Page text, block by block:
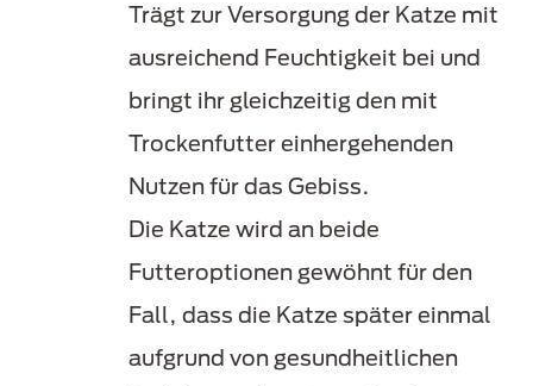
Trägt zur Versorgung der Katze mit
ausreichend Feuchtigkeit bei und
bringt ihr gleichzeitig den mit
Trockenfutter einhergehenden
Nutzen für das Gebiss.
Die Katze wird an beide
Futteroptionen gewöhnt für den
Fall, dass die Katze später einmal
aufgrund von gesundheitlichen